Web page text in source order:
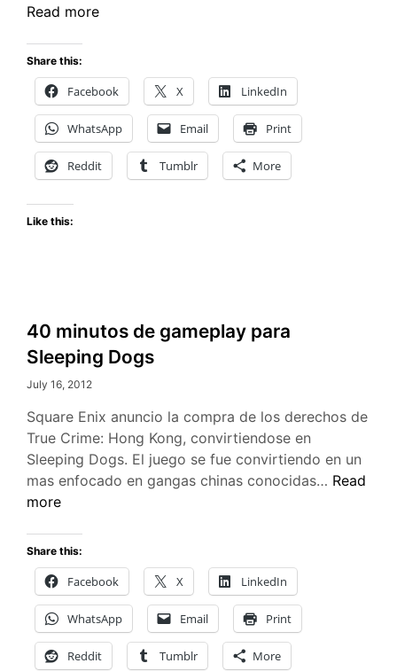
Read more
Share this:
Facebook X LinkedIn
WhatsApp Email Print
Reddit Tumblr More
Like this:
40 minutos de gameplay para
Sleeping Dogs
July 16, 2012
Square Enix anuncio la compra de los derechos de
True Crime: Hong Kong, convirtiendose en
Sleeping Dogs. El juego se fue convirtiendo en un
mas enfocado en gangas chinas conocidas… 40
Read
more
Share this:
Facebook X LinkedIn
WhatsApp Email Print
Reddit Tumblr More